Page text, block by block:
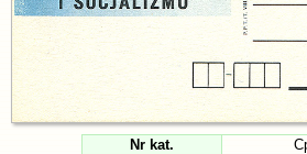
Nr kat.